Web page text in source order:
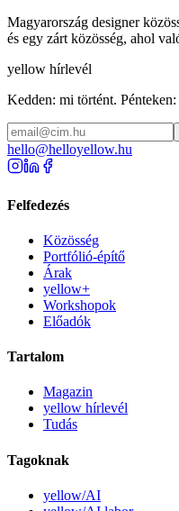
Magyarország designer
és egy zárt közösség, ahol
yellow hírlevél
Kedden: mi történt.
hello@helloyellow.hu
Felfedezés
Közösség
Portfólió-építő
Árak
yellow+
Workshopok
Előadók
Tartalom
Magazin
yellow hírlevél
Tudás
Tagoknak
yellow/AI